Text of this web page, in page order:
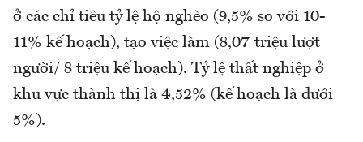
ở các chỉ tiêu tỷ lệ hộ nghèo (9,5% so với 10-
11% kế hoạch), tạo việc làm (8,07 triệu lượt
người/ 8 triệu kế hoạch). Tỷ lệ thất nghiệp ở
khu vực thành thị là 4,52% (kế hoạch là dưới
5%).